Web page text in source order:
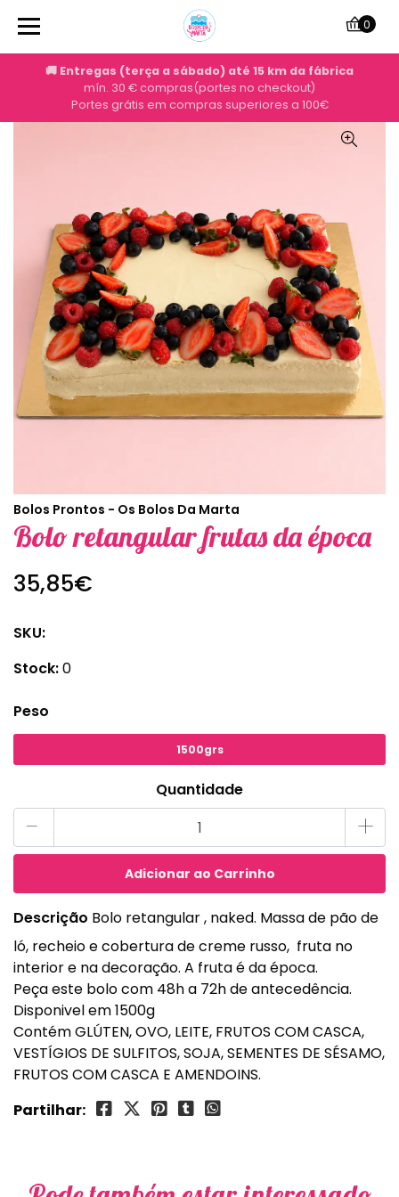
🚚 Entregas (terça a sábado) até 15 km da fábrica
mín. 30 € compras(portes no checkout)
Portes grátis em compras superiores a 100€
0
Bolos Prontos - Os Bolos Da Marta
Bolo retangular frutas da época
35,85€
SKU:
Stock:0
Peso
1500grs
Quantidade
- +
Descrição Bolo retangular , naked. Massa de pão de
ló, recheio e cobertura de creme russo, fruta no
interior e na decoração. A fruta é da época.
Peça este bolo com 48h a 72h de antecedência.
Disponivel em 1500g
Contém GLÚTEN, OVO, LEITE, FRUTOS COM CASCA,
VESTÍGIOS DE SULFITOS, SOJA, SEMENTES DE SÉSAMO,
FRUTOS COM CASCA E AMENDOINS.
Partilhar: